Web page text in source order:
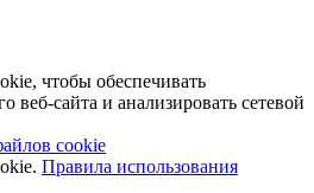
чтобы обеспечивать
веб-сайта и анализировать сетевой
cookie
Правила использования